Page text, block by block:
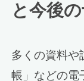
と今後
多くの資料や
帳」などの電